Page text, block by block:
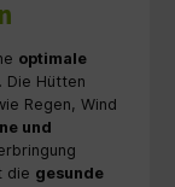
optimale
. Die Hütten
Regen, Wind
und
die gesunde